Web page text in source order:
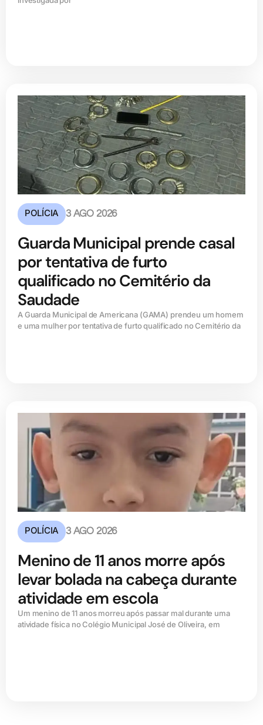
POLÍCIA 3 AGO 2026
Guarda Municipal prende casal
por tentativa de furto
qualificado no Cemitério da
Saudade
A Guarda Municipal de Americana (GAMA) prendeu um homem
e uma mulher por tentativa de furto qualificado no Cemitério da
POLÍCIA 3 AGO 2026
Menino de 11 anos morre após
levar bolada na cabeça durante
atividade em escola
Um menino de 11 anos morreu após passar mal durante uma
atividade física no Colégio Municipal José de Oliveira, em